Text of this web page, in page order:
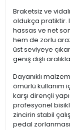
Braketsiz ve
oldukça pratiktir.
hassas ve net
hem de zorlu
üst seviyeye
geniş dişli
Dayanıklı
ömürlü kullanım
karşı dirençli
profesyonel
zincirin stabil
pedal